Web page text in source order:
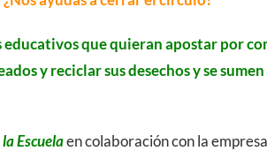
educativos que quieran apostar por
y reciclar sus desechos y se sumen
Escuelaen colaboración con la empresa